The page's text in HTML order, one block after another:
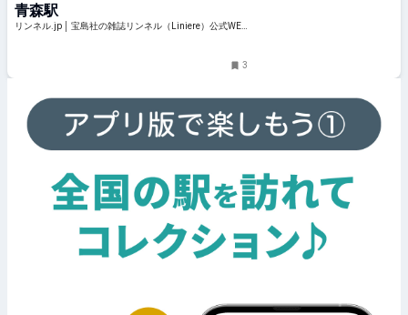
り | ファッション雑誌『リンネル』
の読みもの
青森駅
リンネル.jp │ 宝島社の雑誌リンネル（Liniere）公式WEB
3